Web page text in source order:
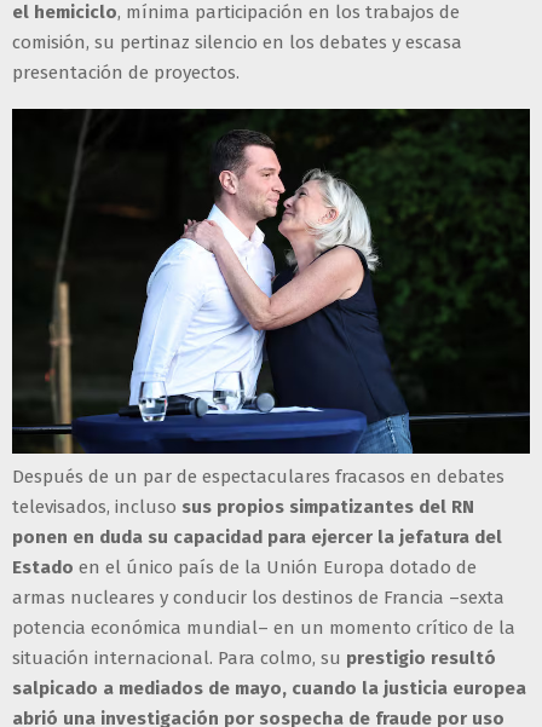
el hemiciclo, mínima participación en los trabajos de
comisión, su pertinaz silencio en los debates y escasa
presentación de proyectos.
Después de un par de espectaculares fracasos en debates
televisados, incluso sus propios simpatizantes del RN
ponen en duda su capacidad para ejercer la jefatura del
Estado en el único país de la Unión Europa dotado de
armas nucleares y conducir los destinos de Francia –sexta
potencia económica mundial– en un momento crítico de la
situación internacional. Para colmo, su prestigio resultó
salpicado a mediados de mayo, cuando la justicia europea
abrió una investigación por sospecha de fraude por uso